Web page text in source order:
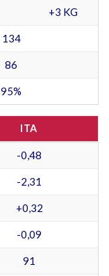
+3 KG
134
86
95%
ITA
-0,48
-2,31
+0,32
-0,09
91